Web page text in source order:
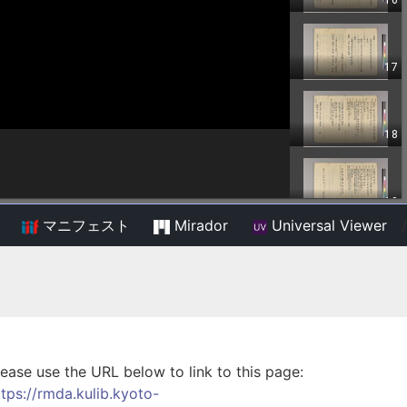
マニフェスト Mirador Universal Viewer
use the URL below to link to this page:
rmda.kulib.kyoto-